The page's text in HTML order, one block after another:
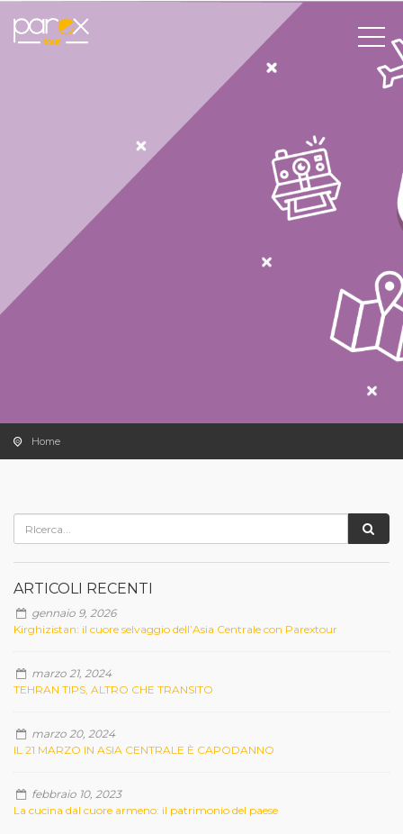
Home
ARTICOLI RECENTI
gennaio 9, 2026
Kirghizistan: il cuore selvaggio dell’Asia Centrale con Parextour
marzo 21, 2024
TEHRAN TIPS, ALTRO CHE TRANSITO
marzo 20, 2024
IL 21 MARZO IN ASIA CENTRALE È CAPODANNO
febbraio 10, 2023
La cucina dal cuore armeno: il patrimonio del paese